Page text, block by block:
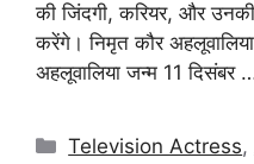
की जिंदगी, करियर, और उनकी
करेंगे। निमृत कौर
अहलूवालिया जन्म 11 दिसंबर
Categories
Television Actress,